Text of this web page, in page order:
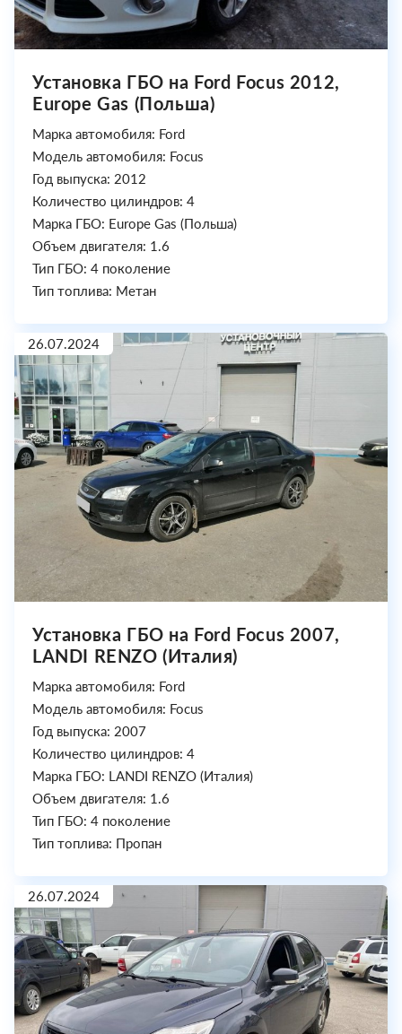
Установка ГБО на Ford Focus 2012,
Europe Gas (Польша)
Марка автомобиля: Ford
Модель автомобиля: Focus
Год выпуска: 2012
Количество цилиндров: 4
Марка ГБО: Europe Gas (Польша)
Объем двигателя: 1.6
Тип ГБО: 4 поколение
Тип топлива: Метан
26.07.2024
Установка ГБО на Ford Focus 2007,
LANDI RENZO (Италия)
Марка автомобиля: Ford
Модель автомобиля: Focus
Год выпуска: 2007
Количество цилиндров: 4
Марка ГБО: LANDI RENZO (Италия)
Объем двигателя: 1.6
Тип ГБО: 4 поколение
Тип топлива: Пропан
26.07.2024